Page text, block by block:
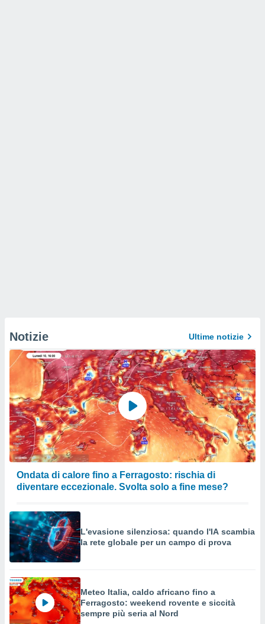
Notizie Ultime notizie
Ondata di calore fino a Ferragosto: rischia di
diventare eccezionale. Svolta solo a fine mese?
L'evasione silenziosa: quando l'IA scambia
la rete globale per un campo di prova
Meteo Italia, caldo africano fino a
Ferragosto: weekend rovente e siccità
sempre più seria al Nord